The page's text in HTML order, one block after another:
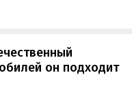
он подходит